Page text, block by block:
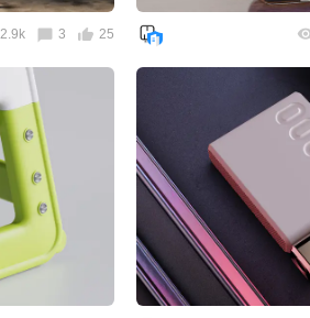
2.9k 3 25